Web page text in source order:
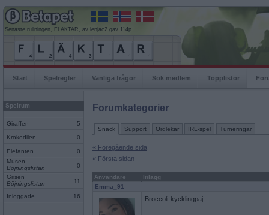
Senaste rullningen, FLÄKTAR, av lenjac2 gav 114p
Start Spelregler Vanliga frågor Sök medlem Topplistor
Spelrum
Giraffen 5
Krokodilen 0
Elefanten
0
Musen
Böjningslistan
0
Grisen
Böjningslistan
11
Inloggade 16
Forumkategorier
Snack Support Ordlekar IRL-spel Turneringar
« Föregående sida
« Första sidan
Användare
Inlägg
Emma_91
Broccoli-kycklingpaj.